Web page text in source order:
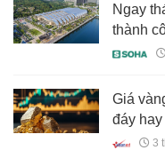
Ngay
thành
Giá
đáy hay
3